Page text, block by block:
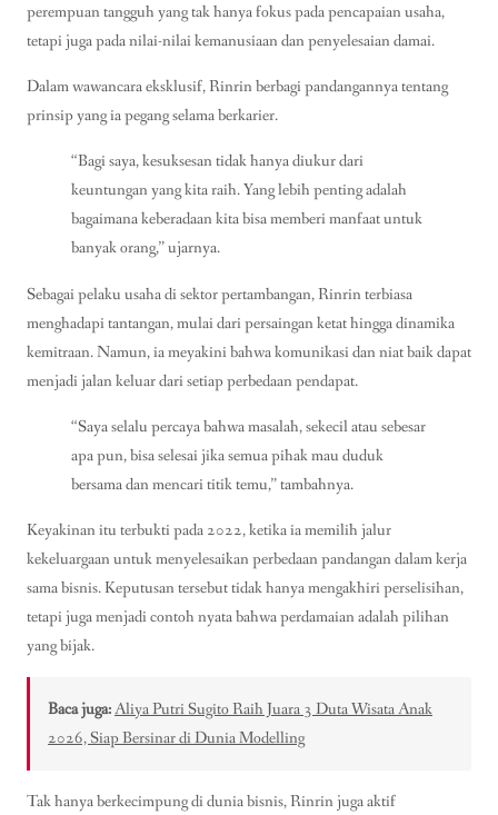
perempuan tangguh yang tak hanya fokus pada pencapaian usaha,
tetapi juga pada nilai-nilai kemanusiaan dan penyelesaian damai.
Dalam wawancara eksklusif, Rinrin berbagi pandangannya tentang
prinsip yang ia pegang selama berkarier.
“Bagi saya, kesuksesan tidak hanya diukur dari
keuntungan yang kita raih. Yang lebih penting adalah
bagaimana keberadaan kita bisa memberi manfaat untuk
banyak orang,” ujarnya.
Sebagai pelaku usaha di sektor pertambangan, Rinrin terbiasa
menghadapi tantangan, mulai dari persaingan ketat hingga dinamika
kemitraan. Namun, ia meyakini bahwa komunikasi dan niat baik dapat
menjadi jalan keluar dari setiap perbedaan pendapat.
“Saya selalu percaya bahwa masalah, sekecil atau sebesar
apa pun, bisa selesai jika semua pihak mau duduk
bersama dan mencari titik temu,” tambahnya.
Keyakinan itu terbukti pada 2022, ketika ia memilih jalur
kekeluargaan untuk menyelesaikan perbedaan pandangan dalam kerja
sama bisnis. Keputusan tersebut tidak hanya mengakhiri perselisihan,
tetapi juga menjadi contoh nyata bahwa perdamaian adalah pilihan
yang bijak.
Baca juga:Aliya Putri Sugito Raih Juara 3 Duta Wisata Anak
2026, Siap Bersinar di Dunia Modelling
Tak hanya berkecimpung di dunia bisnis, Rinrin juga aktif